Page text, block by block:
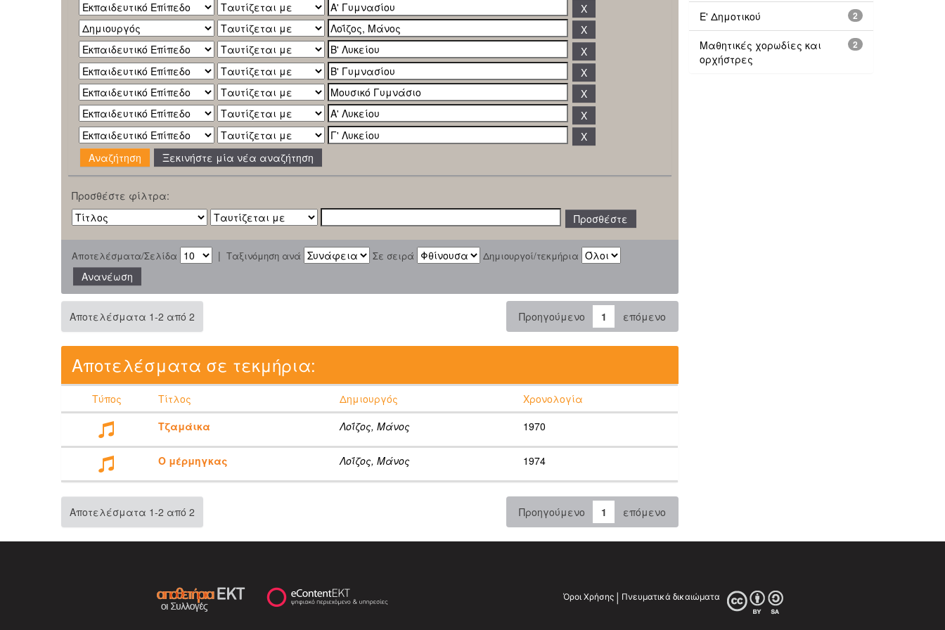
Ξεκινήστε μία νέα αναζήτηση
Προσθέστε φίλτρα:
Αποτελέσματα/Σελίδα | Ταξινόμηση ανά Σε σειρά Δημιουργοί/τεκμήρια
Αποτελέσματα 1-2 από 2 Προηγούμενο 1 επόμενο
Αποτελέσματα σε τεκμήρια:
Τύπος Τίτλος Δημιουργός
Χρονολογία
Τζαμάικα
Λοΐζος, Μάνος 1970
Ο μέρμηγκας Λοΐζος, Μάνος 1974
Αποτελέσματα 1-2 από 2 Προηγούμενο 1 επόμενο
2
Ε' Δημοτικού
2
Μαθητικές χορωδίες και
ορχήστρες